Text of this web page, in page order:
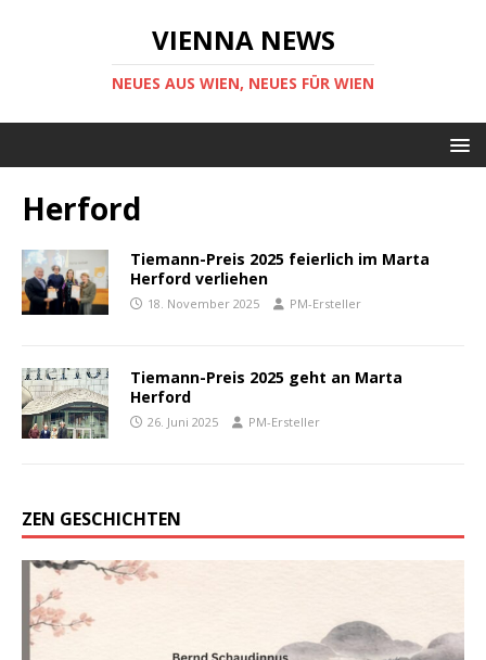
VIENNA NEWS
NEUES AUS WIEN, NEUES FÜR WIEN
Herford
Tiemann-Preis 2025 feierlich im Marta
Herford verliehen
18. November 2025 PM-Ersteller
Tiemann-Preis 2025 geht an Marta
Herford
26. Juni 2025 PM-Ersteller
ZEN GESCHICHTEN